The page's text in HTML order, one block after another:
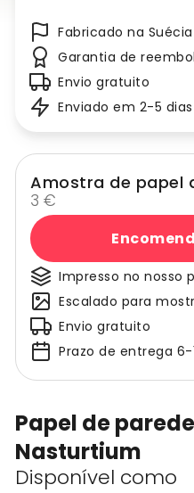
Papel de
Nasturtium
Disponível como
Fabricado na Suécia
Garantia de
Envio gratuito
Enviado em 2-5 dias
Amostra de papel
3 €
Impresso no nosso
Escalado para
Envio gratuito
Prazo de entrega 6-